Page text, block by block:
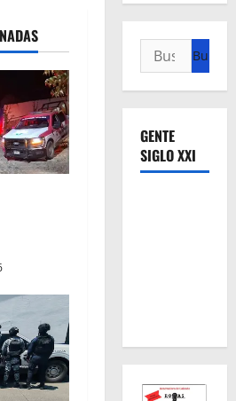
Buscar:
GENTE
SIGLO XXI